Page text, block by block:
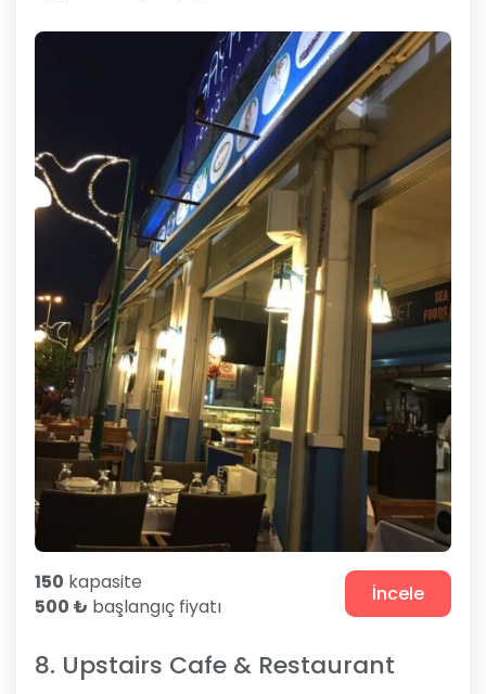
150 kapasite
500 ₺ başlangıç fiyatı İncele
8. Upstairs Cafe & Restaurant